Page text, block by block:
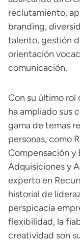
reclutamiento,
branding,
talento, gestión
orientación
comunicación.
Con su último rol
ha ampliado sus
gama de temas
personas, como
Compensación y
Adquisiciones y
experto en
historial de
perspicacia
flexibilidad, la
creatividad son